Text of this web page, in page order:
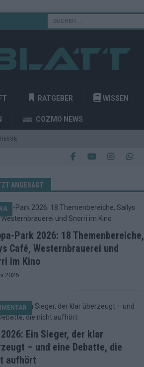
RATGEBER WISSEN
COZMO NEWS
ANGESAGT
Park 2026: 18 Themenbereiche,
Café, Westernbrauerei und
im Kino
2026
2026: Ein Sieger, der klar
– und eine Debatte, die
aufhört